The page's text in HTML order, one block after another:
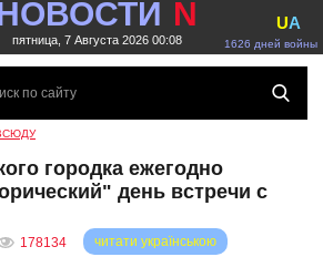
N
пятница, 7 Августа 2026 00:08 1626 дней войны
UA
городка ежегодно
день встречи с
178134 читати українською